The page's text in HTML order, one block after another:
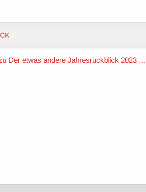
Der etwas andere Jahresrückblick 2023 …